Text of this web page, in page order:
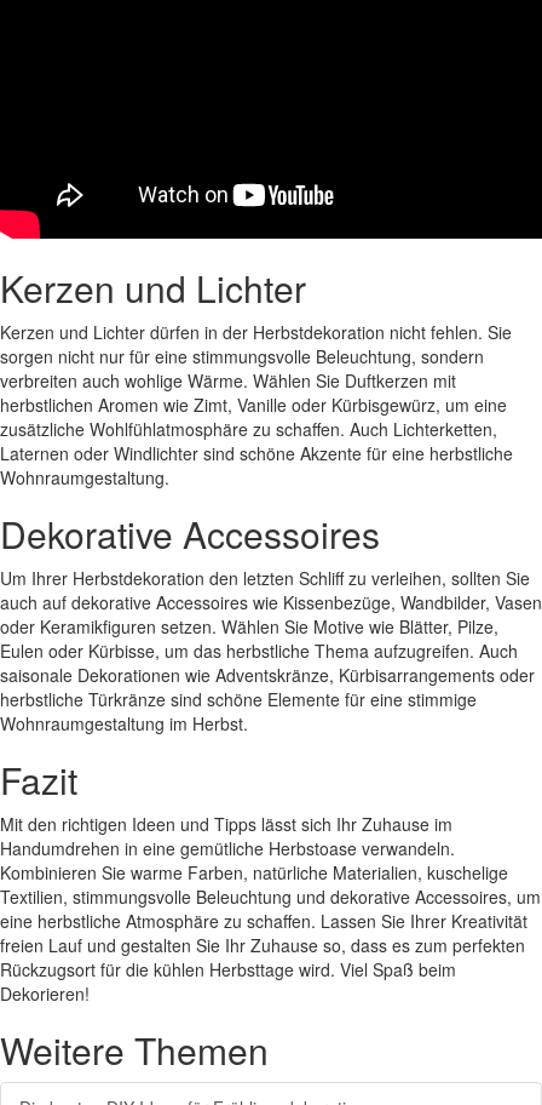
Kerzen und Lichter
Kerzen und Lichter dürfen in der Herbstdekoration nicht fehlen. Sie
sorgen nicht nur für eine stimmungsvolle Beleuchtung, sondern
verbreiten auch wohlige Wärme. Wählen Sie Duftkerzen mit
herbstlichen Aromen wie Zimt, Vanille oder Kürbisgewürz, um eine
zusätzliche Wohlfühlatmosphäre zu schaffen. Auch Lichterketten,
Laternen oder Windlichter sind schöne Akzente für eine herbstliche
Wohnraumgestaltung.
Dekorative Accessoires
Um Ihrer Herbstdekoration den letzten Schliff zu verleihen, sollten Sie
auch auf dekorative Accessoires wie Kissenbezüge, Wandbilder, Vasen
oder Keramikfiguren setzen. Wählen Sie Motive wie Blätter, Pilze,
Eulen oder Kürbisse, um das herbstliche Thema aufzugreifen. Auch
saisonale Dekorationen wie Adventskränze, Kürbisarrangements oder
herbstliche Türkränze sind schöne Elemente für eine stimmige
Wohnraumgestaltung im Herbst.
Fazit
Mit den richtigen Ideen und Tipps lässt sich Ihr Zuhause im
Handumdrehen in eine gemütliche Herbstoase verwandeln.
Kombinieren Sie warme Farben, natürliche Materialien, kuschelige
Textilien, stimmungsvolle Beleuchtung und dekorative Accessoires, um
eine herbstliche Atmosphäre zu schaffen. Lassen Sie Ihrer Kreativität
freien Lauf und gestalten Sie Ihr Zuhause so, dass es zum perfekten
Rückzugsort für die kühlen Herbsttage wird. Viel Spaß beim
Dekorieren!
Weitere Themen